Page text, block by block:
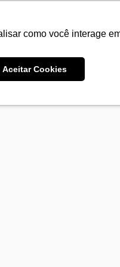
como você interage
Aceitar Cookies